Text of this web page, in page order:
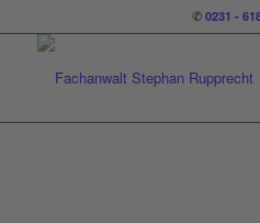
✆0231 -